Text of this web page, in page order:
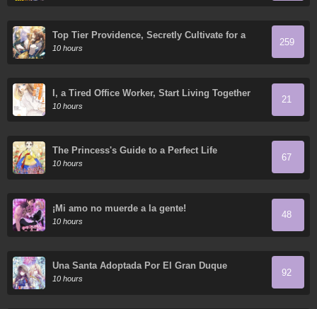
Top Tier Providence, Secretly Cultivate for a
Thousand Years
10 hours
259
I, a Tired Office Worker, Start Living Together
with a Beautiful Highschool Girl whom I Met
Again After 7 Years
10 hours
21
The Princess's Guide to a Perfect Life
10 hours
67
¡Mi amo no muerde a la gente!
10 hours
48
Una Santa Adoptada Por El Gran Duque
10 hours
92